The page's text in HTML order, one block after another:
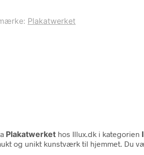
Plakatwerket
Plakatwerket hos Illux.dk i kategorien
og unikt kunstværk til hjemmet.